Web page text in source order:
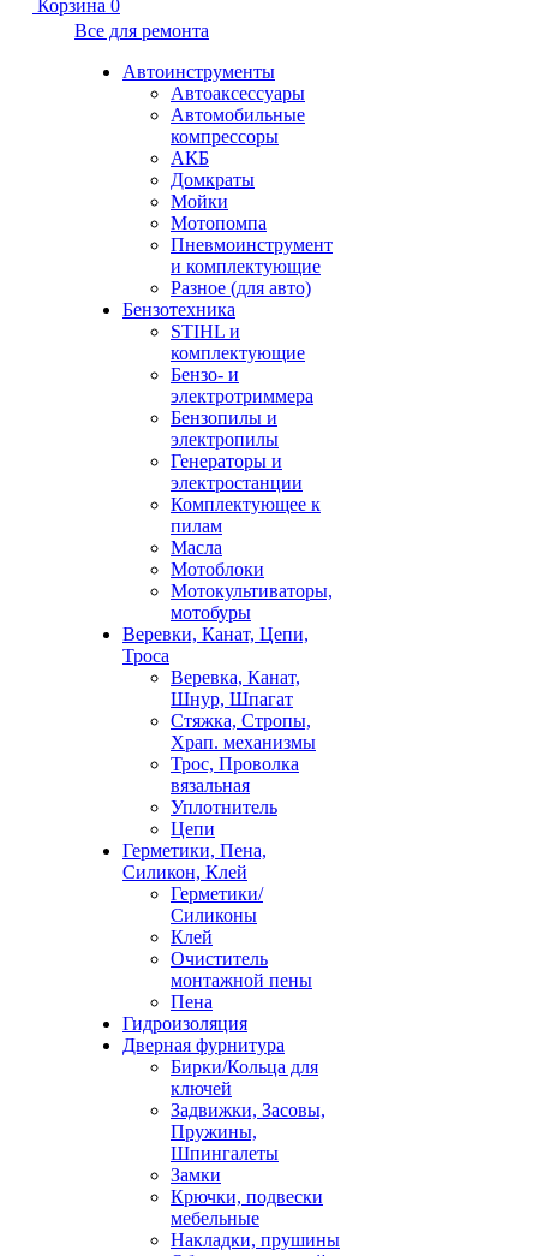
Корзина 0
Все для ремонта
Автоинструменты
Автоаксессуары
Автомобильные
компрессоры
АКБ
Домкраты
Мойки
Мотопомпа
Пневмоинструмент
и комплектующие
Разное (для авто)
Бензотехника
STIHL и
комплектующие
Бензо- и
электротриммера
Бензопилы и
электропилы
Генераторы и
электростанции
Комплектующее к
пилам
Масла
Мотоблоки
Мотокультиваторы,
мотобуры
Веревки, Канат, Цепи,
Троса
Веревка, Канат,
Шнур, Шпагат
Стяжка, Стропы,
Храп. механизмы
Трос, Проволка
вязальная
Уплотнитель
Цепи
Герметики, Пена,
Силикон, Клей
Герметики/
Силиконы
Клей
Очиститель
монтажной пены
Пена
Гидроизоляция
Дверная фурнитура
Бирки/Кольца для
ключей
Задвижки, Засовы,
Пружины,
Шпингалеты
Замки
Крючки, подвески
мебельные
Накладки, прушины